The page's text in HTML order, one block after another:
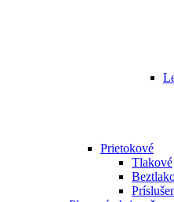
Prietokové
Tlakové